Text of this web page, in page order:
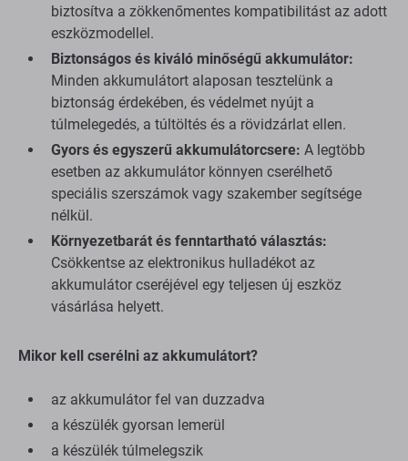
biztosítva a zökkenőmentes kompatibilitást az adott
eszközmodellel.
Biztonságos és kiváló minőségű akkumulátor:
Minden akkumulátort alaposan tesztelünk a
biztonság érdekében, és védelmet nyújt a
túlmelegedés, a túltöltés és a rövidzárlat ellen.
Gyors és egyszerű akkumulátorcsere: A legtöbb
esetben az akkumulátor könnyen cserélhető
speciális szerszámok vagy szakember segítsége
nélkül.
Környezetbarát és fenntartható választás:
Csökkentse az elektronikus hulladékot az
akkumulátor cseréjével egy teljesen új eszköz
vásárlása helyett.
Mikor kell cserélni az akkumulátort?
az akkumulátor fel van duzzadva
a készülék gyorsan lemerül
a készülék túlmelegszik